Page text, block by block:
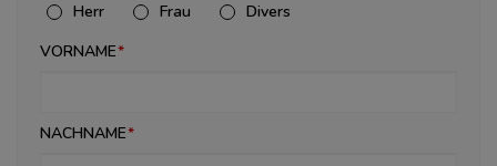
Herr
Frau
Divers
VORNAME
NACHNAME